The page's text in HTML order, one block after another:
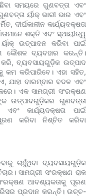
ସମୟରେ ଗୁଣବତ୍ତା ଏବଂ
ର୍ୟାକ୍ ଭାରୀ ଭାର ଏବଂ
ଦୀର୍ଘକାଳୀନ କାର୍ଯ୍ୟଦକ୍ଷତା
ଶକ୍ତି ଏବଂ ସ୍ଥାୟୀତ୍ୱ
ଉତ୍ପାଦନ କରିବା ପାଇଁ
କୌଶଳ ବ୍ୟବହାର କରନ୍ତି।
କରି, ବ୍ୟବସାୟଗୁଡ଼ିକ ଉତ୍ପାଦ
କମ କରିପାରିବେ। ଏହା ସହିତ,
ଯାହା ବାରମ୍ବାର ବଦଳ ଏବଂ
ଏକ ସାମଗ୍ରୀ ସଂରକ୍ଷଣ
ଉତ୍ପାଦଗୁଡ଼ିକର ଗୁଣବତ୍ତା
କାର୍ଯ୍ୟଦକ୍ଷତା ପାଇଁ
କରିବା ନିଶ୍ଚିତ କରିବା
ଚାହୁଁଥିବା ବ୍ୟବସାୟଗୁଡ଼ିକ
ସାମଗ୍ରୀ ସଂରକ୍ଷଣ ରାକ
ସଂରକ୍ଷଣ ଆବଶ୍ୟକତାକୁ ପୂରଣ
ପ୍ରଦାନ କରନ୍ତି। ଉଚ୍ଚ-